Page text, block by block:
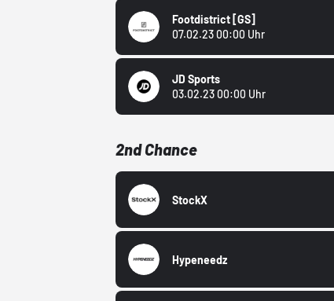
Footdistrict [GS]
07.02.23 00:00 Uhr
JD Sports
03.02.23 00:00 Uhr
2nd Chance
StockX
Hypeneedz